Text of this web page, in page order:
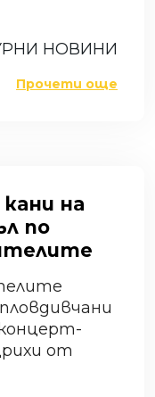
НОВИНИ
Прочети още
на
по
от